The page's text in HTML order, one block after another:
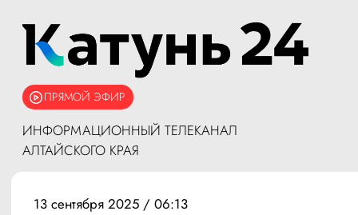
ПРЯМОЙ ЭФИР
ИНФОРМАЦИОННЫЙ ТЕЛЕКАНАЛ
АЛТАЙСКОГО КРАЯ
13 сентября 2025 / 06:13